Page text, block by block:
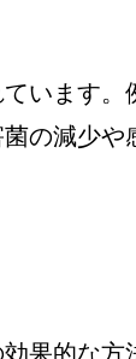
います
の減少
果的な